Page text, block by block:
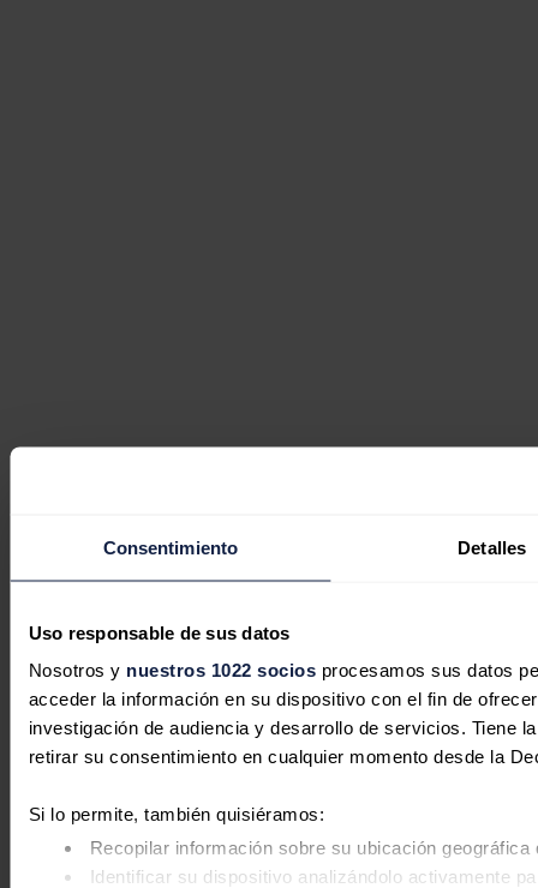
Consentimiento Detalles
Uso responsable de sus datos
Nosotros y nuestros 1022 sociosprocesamos sus datos
acceder la información en su dispositivo con el fin de
investigación de audiencia y desarrollo de servicios. Tiene
retirar su consentimiento en cualquier momento desde la
Si lo permite, también quisiéramos:
Recopilar información sobre su ubicación
Identificar su dispositivo analizándolo activamente